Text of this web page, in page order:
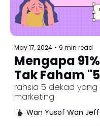
May 17, 2024 • 9 min read
Mengapa
Tak Faham
Besar Bila
rahsia 5 dekad
marketing
Wan Yusof Wan